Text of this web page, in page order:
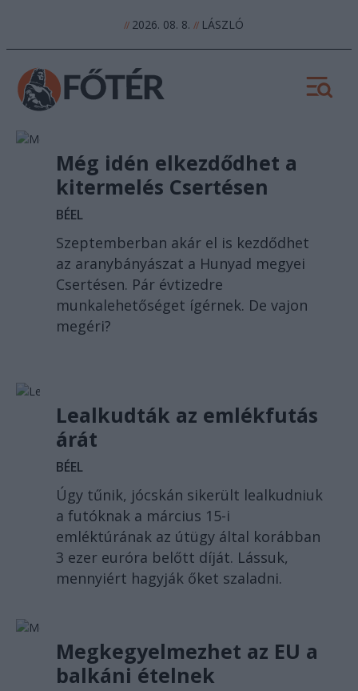
//2026. 08. 8. //LÁSZLÓ
Még idén elkezdődhet a
kitermelés Csertésen
BÉEL
Szeptemberban akár el is kezdődhet
az aranybányászat a Hunyad megyei
Csertésen. Pár évtizedre
munkalehetőséget ígérnek. De vajon
megéri?
Lealkudták az emlékfutás
árát
BÉEL
Úgy tűnik, jócskán sikerült lealkudniuk
a futóknak a március 15-i
emléktúrának az útügy által korábban
3 ezer euróra belőtt díját. Lássuk,
mennyiért hagyják őket szaladni.
Megkegyelmezhet az EU a
balkáni ételnek